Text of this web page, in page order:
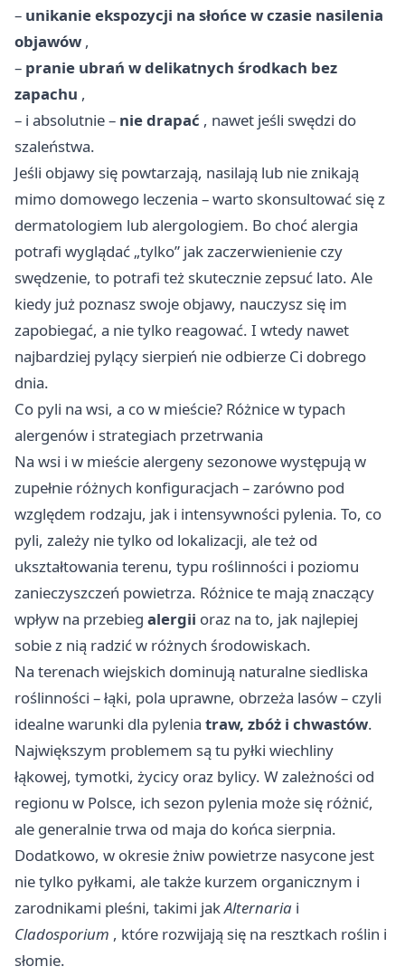
– unikanie ekspozycji na słońce w czasie nasilenia
objawów ,
– pranie ubrań w delikatnych środkach bez
zapachu ,
– i absolutnie – nie drapać , nawet jeśli swędzi do
szaleństwa.
Jeśli objawy się powtarzają, nasilają lub nie znikają
mimo domowego leczenia – warto skonsultować się z
dermatologiem lub alergologiem. Bo choć alergia
potrafi wyglądać „tylko” jak zaczerwienienie czy
swędzenie, to potrafi też skutecznie zepsuć lato. Ale
kiedy już poznasz swoje objawy, nauczysz się im
zapobiegać, a nie tylko reagować. I wtedy nawet
najbardziej pylący sierpień nie odbierze Ci dobrego
dnia.
Co pyli na wsi, a co w mieście? Różnice w typach
alergenów i strategiach przetrwania
Na wsi i w mieście alergeny sezonowe występują w
zupełnie różnych konfiguracjach – zarówno pod
względem rodzaju, jak i intensywności pylenia. To, co
pyli, zależy nie tylko od lokalizacji, ale też od
ukształtowania terenu, typu roślinności i poziomu
zanieczyszczeń powietrza. Różnice te mają znaczący
wpływ na przebieg alergii oraz na to, jak najlepiej
sobie z nią radzić w różnych środowiskach.
Na terenach wiejskich dominują naturalne siedliska
roślinności – łąki, pola uprawne, obrzeża lasów – czyli
idealne warunki dla pylenia traw, zbóż i chwastów.
Największym problemem są tu pyłki wiechliny
łąkowej, tymotki, życicy oraz bylicy. W zależności od
regionu w Polsce, ich sezon pylenia może się różnić,
ale generalnie trwa od maja do końca sierpnia.
Dodatkowo, w okresie żniw powietrze nasycone jest
nie tylko pyłkami, ale także kurzem organicznym i
zarodnikami pleśni, takimi jakAlternaria i
Cladosporium , które rozwijają się na resztkach roślin i
słomie.